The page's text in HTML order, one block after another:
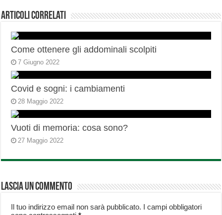
Articoli correlati
Come ottenere gli addominali scolpiti
7 Giugno 2022
Covid e sogni: i cambiamenti
28 Maggio 2022
Vuoti di memoria: cosa sono?
27 Maggio 2022
Lascia un commento
Il tuo indirizzo email non sarà pubblicato. I campi obbligatori